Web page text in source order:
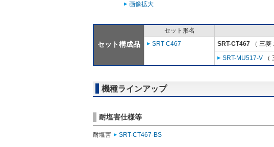
画像拡大
セット構成品
セット形名
SRT-C467
SRT-CT467 （ 三菱
SRT-MU517-V （
機種ラインアップ
耐塩害仕様等
耐塩害 SRT-CT467-BS